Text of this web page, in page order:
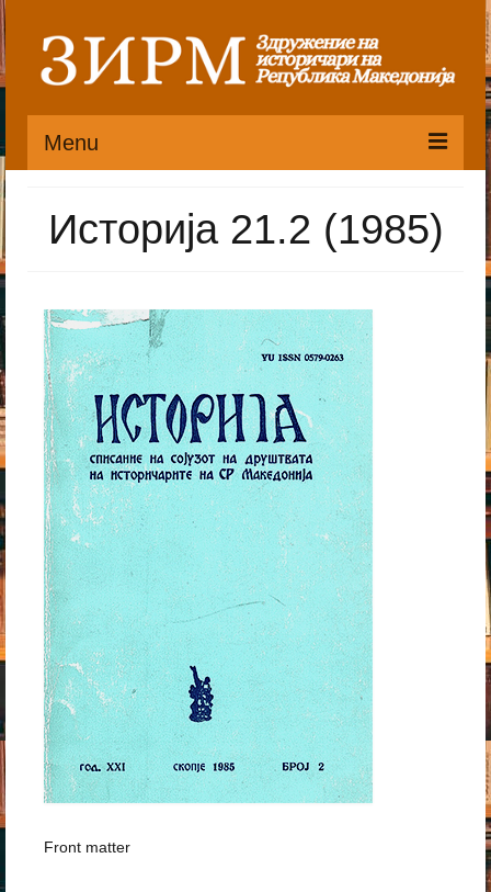
Menu
Органи
Статут
Публикации
Пристапница
Историјат
Историја 21.2 (1985)
Front matter